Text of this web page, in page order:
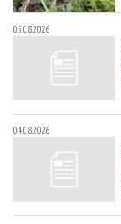
05.08.2026
04.08.2026